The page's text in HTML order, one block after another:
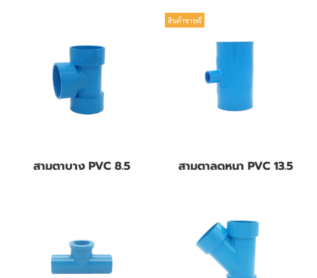
สามตาบาง PVC 8.5
สินค้าขายดี
สามตาลดหนา PVC 13.5